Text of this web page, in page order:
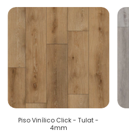
Piso Vinílico Click - Tulat -
4mm